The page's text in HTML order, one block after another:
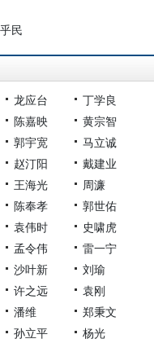
民
龙应台
丁学良
陈嘉映
黄宗智
郭宇宽
马立诚
赵汀阳
戴建业
王海光
周濂
陈奉孝
郭世佑
袁伟时
史啸虎
孟令伟
雷一宁
沙叶新
刘瑜
许之远
袁刚
潘维
郑秉文
孙立平 杨光